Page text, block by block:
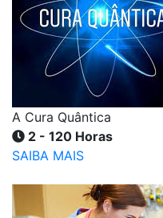
A Cura Quântica
2 - 120 Horas
SAIBA MAIS